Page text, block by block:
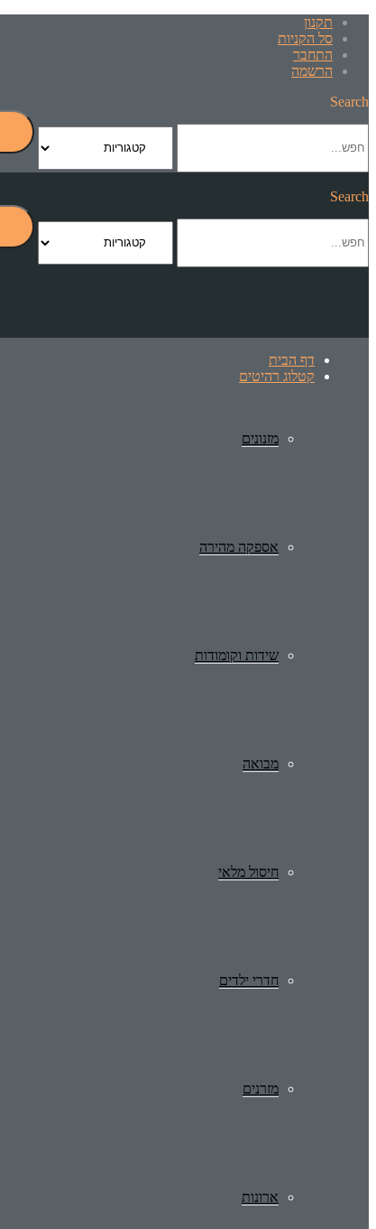
תקנון
סל הקניות
התחבר
הרשמה
Search
Search
דף הבית
קטלוג רהיטים
מזנונים
אספקה מהירה
שידות וקומודות
מבואה
חיסול מלאי
חדרי ילדים
מזרנים
ארונות